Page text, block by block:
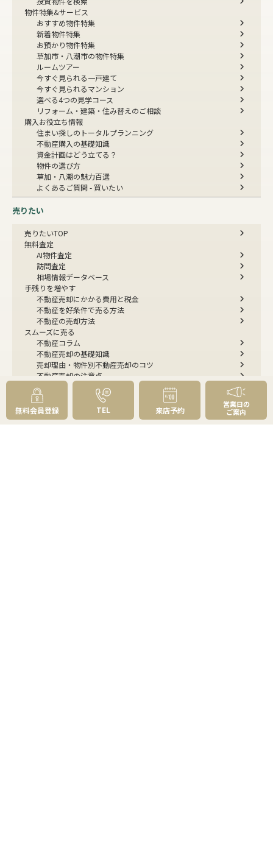
物件特集&サービス
おすすめ物件特集
新着物件特集
お預かり物件特集
草加市・八潮市の物件特集
ルームツアー
今すぐ見られる一戸建て
今すぐ見られるマンション
選べる4つの見学コース
リフォーム・建築・住み替えのご相談
購入お役立ち情報
住まい探しのトータルプランニング
不動産購入の基礎知識
資金計画はどう立てる？
物件の選び方
草加・八潮の魅力百選
よくあるご質問 - 買いたい
売りたい
売りたいTOP
無料査定
AI物件査定
訪問査定
相場情報データベース
手残りを増やす
不動産売却にかかる費用と税金
不動産を好条件で売る方法
不動産の売却方法
スムーズに売る
不動産コラム
不動産売却の基礎知識
売却理由・物件別不動産売却のコツ
不動産売却の注意点
不動産売却後の手続き
よくあるご質問 - 売りたい
スピード売却
不動産買取という売却方法
無料会員登録 TEL 来店予約
営業日の
ご案内